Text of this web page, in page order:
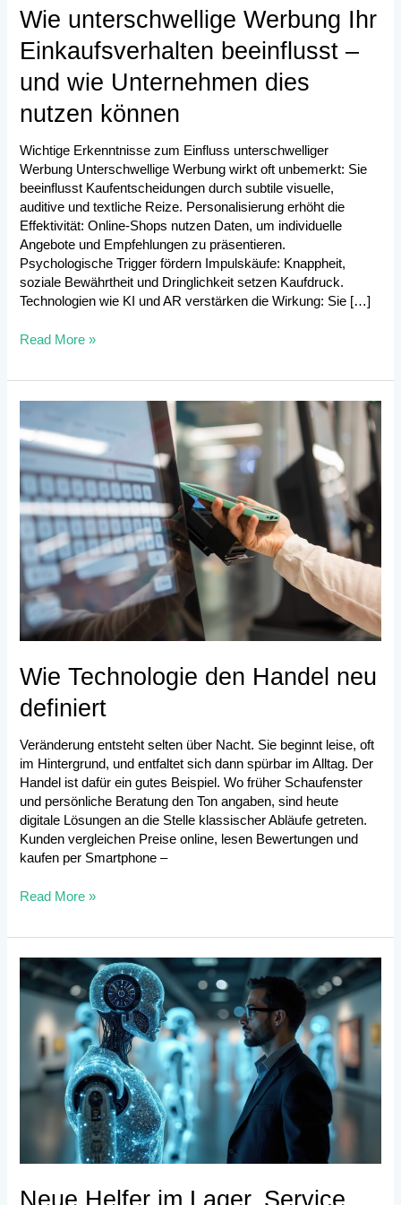
Wie unterschwellige Werbung Ihr
Einkaufsverhalten beeinflusst –
und wie Unternehmen dies
nutzen können
Wichtige Erkenntnisse zum Einfluss unterschwelliger
Werbung Unterschwellige Werbung wirkt oft unbemerkt: Sie
beeinflusst Kaufentscheidungen durch subtile visuelle,
auditive und textliche Reize. Personalisierung erhöht die
Effektivität: Online-Shops nutzen Daten, um individuelle
Angebote und Empfehlungen zu präsentieren.
Psychologische Trigger fördern Impulskäufe: Knappheit,
soziale Bewährtheit und Dringlichkeit setzen Kaufdruck.
Technologien wie KI und AR verstärken die Wirkung: Sie […]
Read More »
Wie Technologie den Handel neu
definiert
Veränderung entsteht selten über Nacht. Sie beginnt leise, oft
im Hintergrund, und entfaltet sich dann spürbar im Alltag. Der
Handel ist dafür ein gutes Beispiel. Wo früher Schaufenster
und persönliche Beratung den Ton angaben, sind heute
digitale Lösungen an die Stelle klassischer Abläufe getreten.
Kunden vergleichen Preise online, lesen Bewertungen und
kaufen per Smartphone –
Technologie
den
Handel
definiert
Read More »
Neue Helfer im Lager, Service
Neue
Helfer
Lager,
Service
und
Store